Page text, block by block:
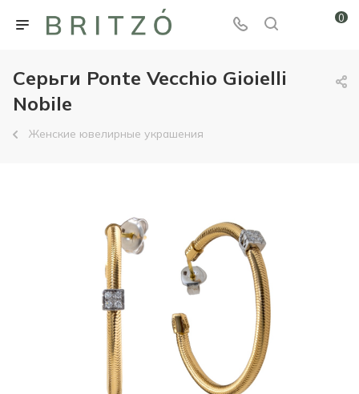
0
Серьги Ponte Vecchio Gioielli
Nobile
Женские ювелирные украшения